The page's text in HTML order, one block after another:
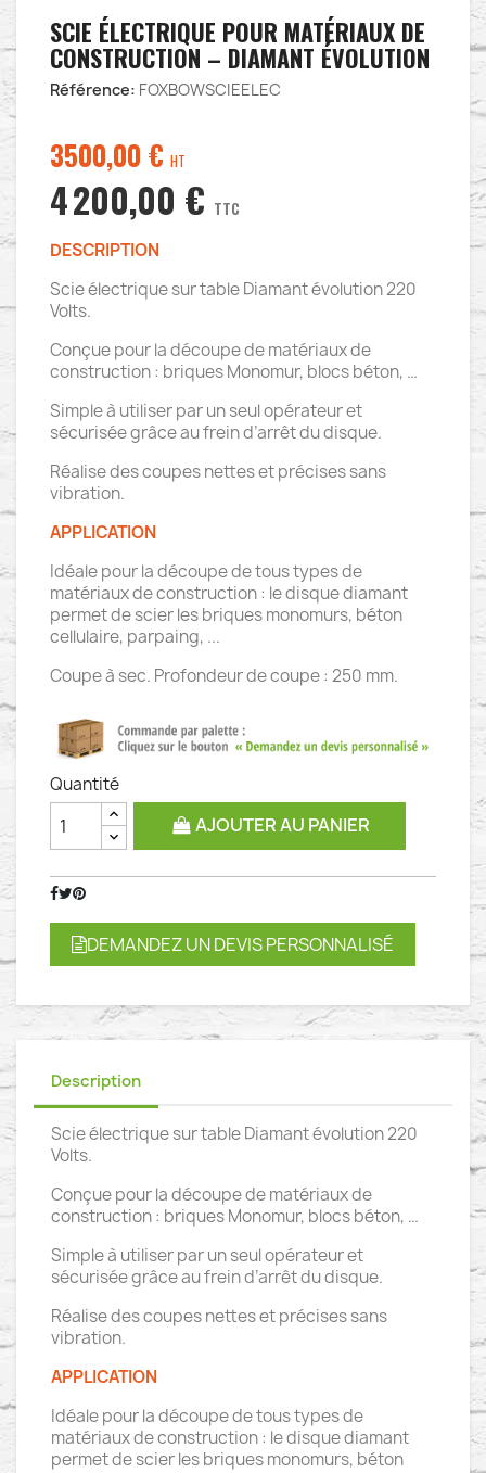
SCIE ÉLECTRIQUE POUR MATÉRIAUX DE
CONSTRUCTION – DIAMANT ÉVOLUTION
Référence: FOXBOWSCIEELEC
3500,00 € HT
4 200,00 € TTC
DESCRIPTION
Scie électrique sur table Diamant évolution 220
Volts.
Conçue pour la découpe de matériaux de
construction : briques Monomur, blocs béton, …
Simple à utiliser par un seul opérateur et
sécurisée grâce au frein d’arrêt du disque.
Réalise des coupes nettes et précises sans
vibration.
APPLICATION
Idéale pour la découpe de tous types de
matériaux de construction : le disque diamant
permet de scier les briques monomurs, béton
cellulaire, parpaing, ...
Coupe à sec. Profondeur de coupe : 250 mm.
Quantité
AJOUTER AU PANIER
DEMANDEZ UN DEVIS PERSONNALISÉ
Description
Scie électrique sur table Diamant évolution 220
Volts.
Conçue pour la découpe de matériaux de
construction : briques Monomur, blocs béton, …
Simple à utiliser par un seul opérateur et
sécurisée grâce au frein d’arrêt du disque.
Réalise des coupes nettes et précises sans
vibration.
APPLICATION
Idéale pour la découpe de tous types de
matériaux de construction : le disque diamant
permet de scier les briques monomurs, béton